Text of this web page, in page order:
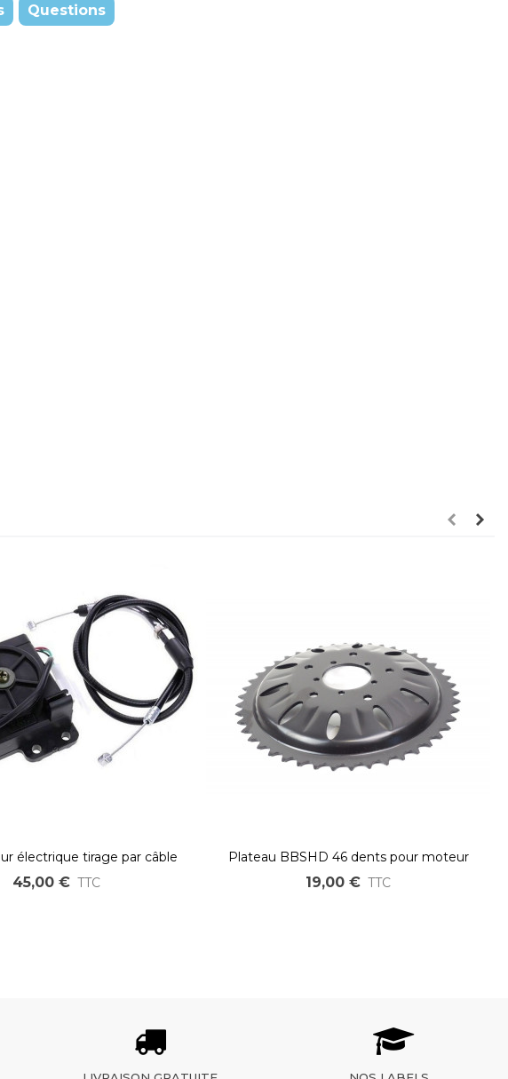
Questions
électrique tirage par câble
moto ou karting
45,00 € TTC
Plateau BBSHD 46 dents pour moteur
pédalier Bafang BBSHD
19,00 € TTC